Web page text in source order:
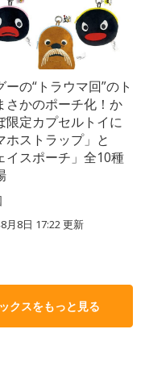
ーの“トラウマ回”のト
さかのポーチ化！か
限定カプセルトイに
ホストラップ」と
イスポーチ」全10種
月8日 17:22更新
クスをもっと見る